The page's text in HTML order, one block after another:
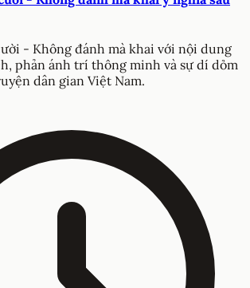
- Không đánh mà khai với nội dung
phản ánh trí thông minh và sự dí dỏm
dân gian Việt Nam.